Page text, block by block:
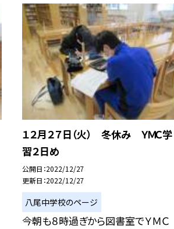
１２月２７日（火） 冬休み ＹＭＣ学
習２日め
公開日 2022/12/27
更新日 2022/12/27
八尾中学校のページ
今朝も８時過ぎから図書室でＹＭＣ